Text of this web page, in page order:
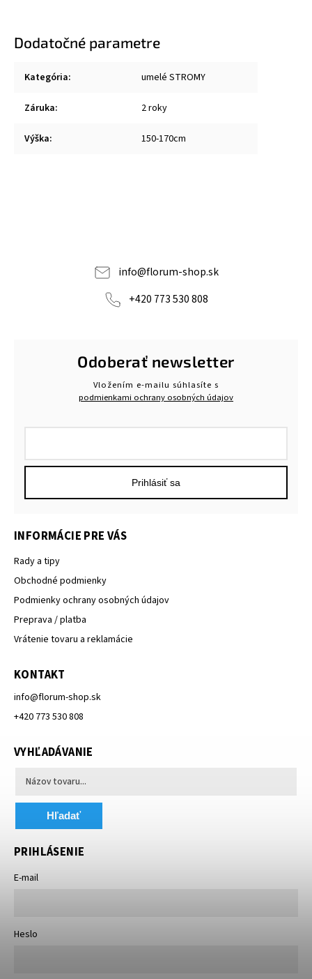
Dodatočné parametre
Kategória: umelé STROMY
Záruka: 2 roky
Výška: 150-170cm
info@florum-shop.sk
+420 773 530 808
Odoberať newsletter
Vložením e-mailu súhlasíte s
podmienkami ochrany osobných údajov
Prihlásiť sa
INFORMÁCIE PRE VÁS
Rady a tipy
Obchodné podmienky
Podmienky ochrany osobných údajov
Preprava / platba
Vrátenie tovaru a reklamácie
KONTAKT
info@florum-shop.sk
+420 773 530 808
VYHĽADÁVANIE
Hľadať
PRIHLÁSENIE
E-mail
Heslo